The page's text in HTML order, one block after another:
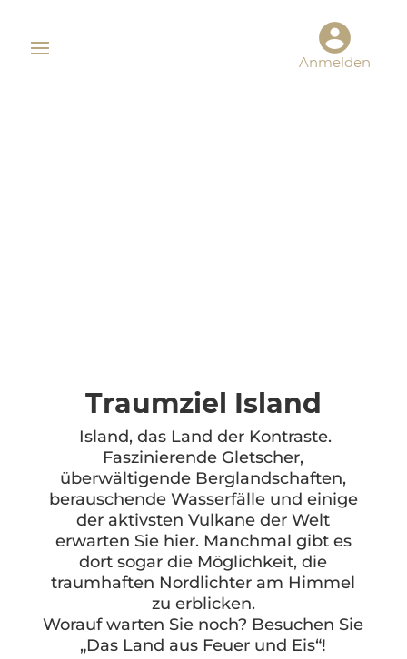
Anmelden
Traumziel Island
Island, das Land der Kontraste.
Faszinierende Gletscher,
überwältigende Berglandschaften,
berauschende Wasserfälle und einige
der aktivsten Vulkane der Welt
erwarten Sie hier. Manchmal gibt es
dort sogar die Möglichkeit, die
traumhaften Nordlichter am Himmel
zu erblicken.
Worauf warten Sie noch? Besuchen Sie
„Das Land aus Feuer und Eis“!